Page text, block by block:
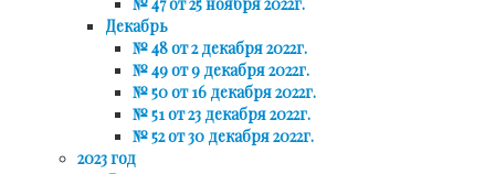
Декабрь
№ 48 от 2 декабря 2022г.
№ 49 от 9 декабря 2022г.
№ 50 от 16 декабря 2022г.
№ 51 от 23 декабря 2022г.
№ 52 от 30 декабря 2022г.
2023 год